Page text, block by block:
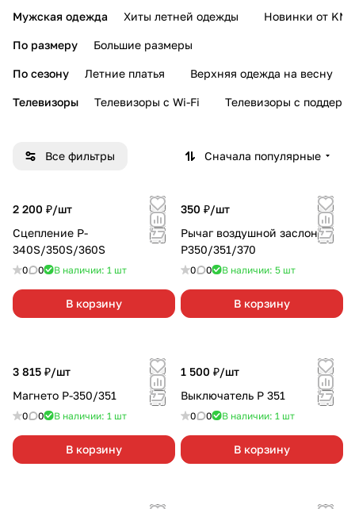
Мужская одежда Хиты летней одежды Новинки от KMI
По размеру Большие размеры
По сезону Летние платья Верхняя одежда на весну
Телевизоры Телевизоры с Wi-Fi Телевизоры с
Все фильтры Сначала популярные
2 200 ₽/шт
Сцепление P-
340S/350S/360S
0 0 В наличии: 1 шт
В корзину
350 ₽/шт
Рычаг воздушной заслонки
P350/351/370
0 0 В наличии: 5 шт
В корзину
3 815 ₽/шт
Магнето Р-350/351
0 0 В наличии: 1 шт
В корзину
1 500 ₽/шт
Выключатель P 351
0 0 В наличии: 1 шт
В корзину